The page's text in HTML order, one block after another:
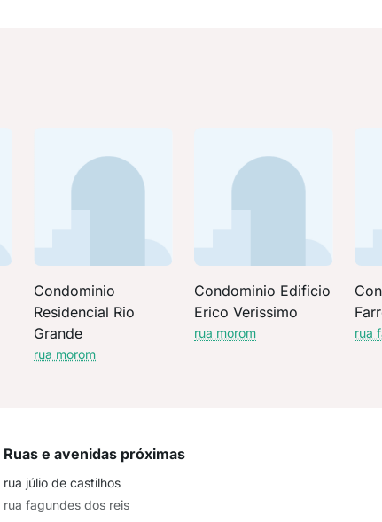
Condominio
Residencial Rio
Grande
rua morom
Condominio Edificio
Erico Verissimo
rua morom rua
Ruas e avenidas próximas
rua júlio de castilhos
rua fagundes dos reis